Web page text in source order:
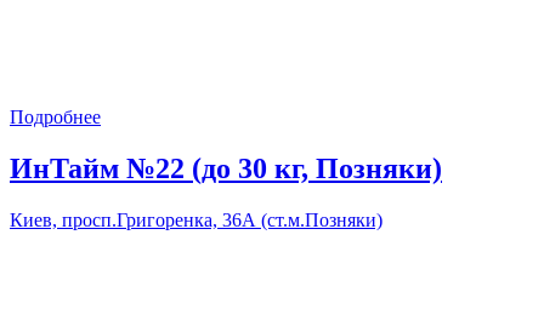
Подробнее
ИнТайм №22 (до 30 кг, Позняки)
Киев, просп.Григоренка, 36А (ст.м.Позняки)